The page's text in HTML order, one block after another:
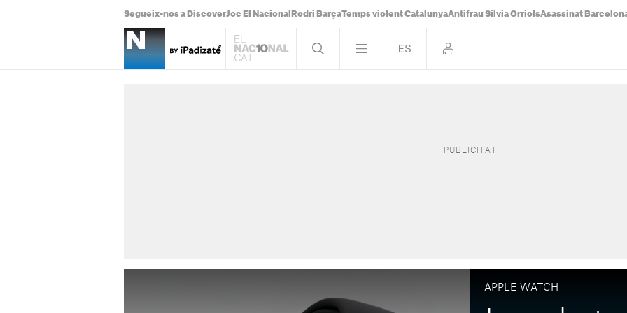
Segueix-nos a DiscoverJoc El Nacional Rodri BarçaTemps violent CatalunyaAntifrau Sílvia OrriolsAsassinat
APPLE WATCH